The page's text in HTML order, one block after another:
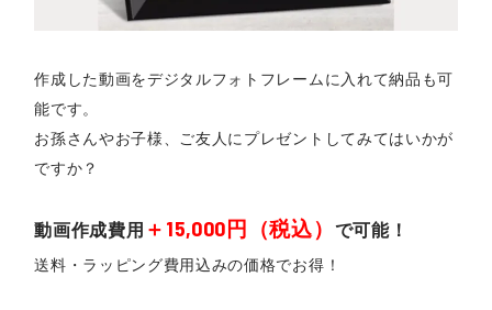
作成した動画をデジタルフォトフレームに入れて納品も可
能です。
お孫さんやお子様、ご友人にプレゼントしてみてはいかが
ですか？
動画作成費用 ＋15,000円（税込） で可能！
送料・ラッピング費用込みの価格でお得！